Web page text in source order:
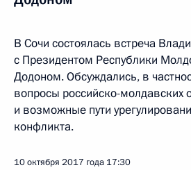
В Сочи состоялась встреча
с Президентом Республики
Додоном. Обсуждались, в
вопросы российско-молдавских
и возможные пути
конфликта.
10 октября 2017 года 17:30